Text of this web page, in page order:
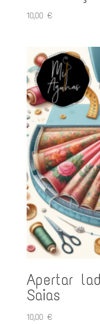
10,00 €
Apertar
Saias
10,00 €